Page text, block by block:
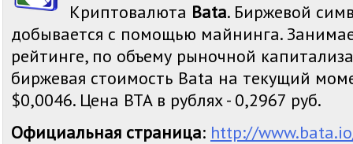
Криптовалюта Bata. Биржевой
добывается с помощью майнинга.
рейтинге, по объему рыночной
биржевая стоимость Bata на текущий
$0,0046. Цена BTA в рублях - 0,2967 руб.
Официальная страница: http://